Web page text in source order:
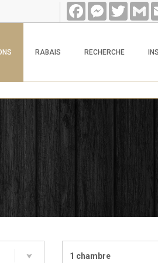
FacebookMessenger
Twitter
RABAIS RECHERCHE
1 chambre